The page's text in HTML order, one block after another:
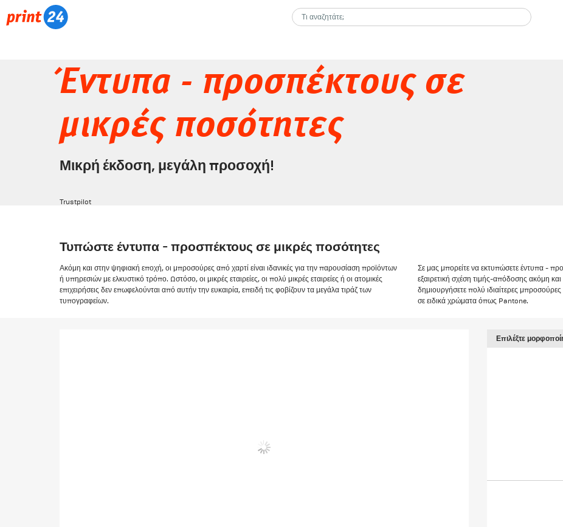
Έντυπα - προσπέκτους σε
μικρές ποσότητες
Μικρή έκδοση, μεγάλη προσοχή!
Trustpilot
Τυπώστε έντυπα - προσπέκτους σε μικρές ποσότητες
Ακόμη και στην ψηφιακή εποχή, οι μπροσούρες από χαρτί είναι ιδανικές για την παρουσίαση προϊόντων
ή υπηρεσιών με ελκυστικό τρόπο. Ωστόσο, οι μικρές εταιρείες, οι πολύ μικρές εταιρείες ή οι ατομικές
επιχειρήσεις δεν επωφελούνται από αυτήν την ευκαιρία, επειδή τις φοβίζουν τα μεγάλα τιράζ των
τυπογραφείων.
Σε μας μπορείτε να εκτυπώσετε έντυπα -
εξαιρετική σχέση τιμής-απόδοσης ακόμη
δημιουργήσετε πολύ ιδιαίτερες
σε ειδικά χρώματα όπως Pantone.
Επιλέξτε